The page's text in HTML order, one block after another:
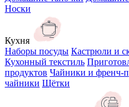
Носки
Кухня
Наборы посуды Кастрюли и
Кухонный текстиль
продуктов Чайники и френч-
чайники Щётки